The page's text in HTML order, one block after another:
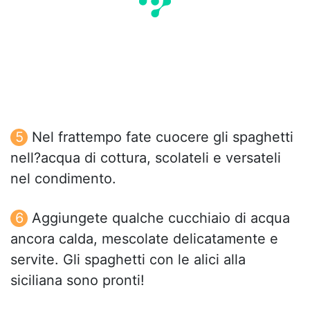
Nel frattempo fate cuocere gli spaghetti
nell?acqua di cottura, scolateli e versateli
nel condimento.
Aggiungete qualche cucchiaio di acqua
ancora calda, mescolate delicatamente e
servite. Gli spaghetti con le alici alla
siciliana sono pronti!